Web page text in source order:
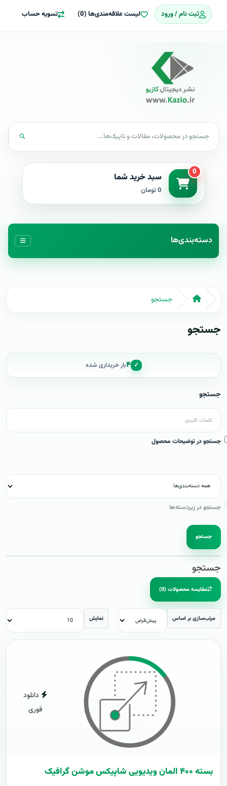
ثبت نام / ورود لیست علاقه‌مندی‌ها (0) تسویه حساب
0 سبد خرید شما
0 تومان
دسته‌بندی‌ها
جستجو
جستجو
✓ ۴بار خریداری شده
جستجو
جستجو در توضیحات محصول
جستجو در زیردسته‌ها
جستجو
جستجو
مقایسه محصولات (0)
مرتب‌سازی بر اساس نمایش
دانلود
فوری
بسته ۴۰۰ المان ویدیویی شاپیکس موشن گرافیک